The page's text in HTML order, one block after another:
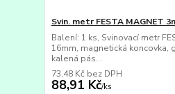
Svin. metr FESTA MAGNET
Balení: 1 ks, Svinovací metr
16mm, magnetická koncovka,
kalená pás...
88,91 Kč/ks
73,48 Kč bez DPH